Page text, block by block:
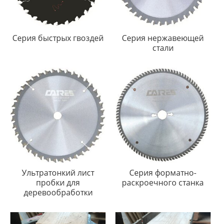
Серия быстрых гвоздей
Серия нержавеющей
стали
Ультратонкий лист
пробки для
деревообработки
Серия форматно-
раскроечного станка